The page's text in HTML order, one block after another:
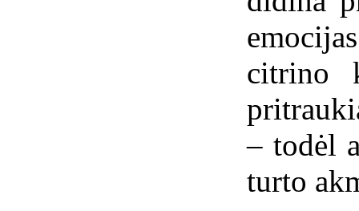
citrino
– todėl
turto